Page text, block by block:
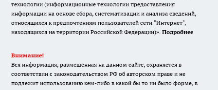
технологии (информационные технологии предоставления
информации на основе сбора, систематизации и анализа сведений,
относящихся к предпочтениям пользователей сети "Интернет",
находящихся на территории Российской Федерации)». Подробнее
Внимание!
Вся информация, размещенная на данном сайте, охраняется в
соответствии с законодательством РФ об авторском праве и не
подлежит использованию кем-либо в какой бы то ни было форме, в